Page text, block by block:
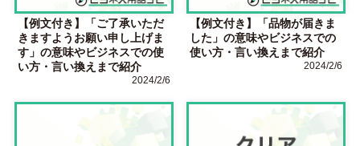
【例文付き】「ご了承いただ
きますようお願い申し上げま
す」の意味やビジネスでの使
い方・言い換えまで紹介
2024/2/6
【例文付き】「品物が届きま
した」の意味やビジネスでの
使い方・言い換えまで紹介
2024/2/6